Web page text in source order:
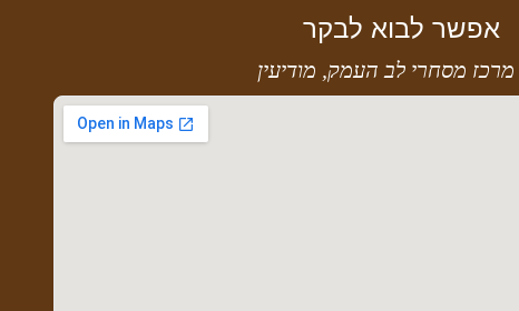
אפשר לבוא לבקר
מרכז מסחרי לב העמק, מודיעין